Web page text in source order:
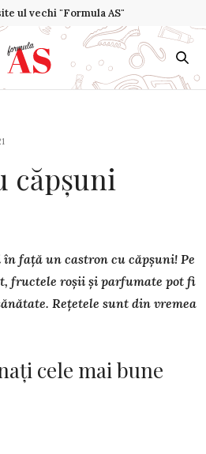
ul vechi "Formula AS"
căpșuni
față un castron cu căpșuni! Pe
fructele roșii și parfumate pot fi
Rețetele sunt din vremea
cele mai bune